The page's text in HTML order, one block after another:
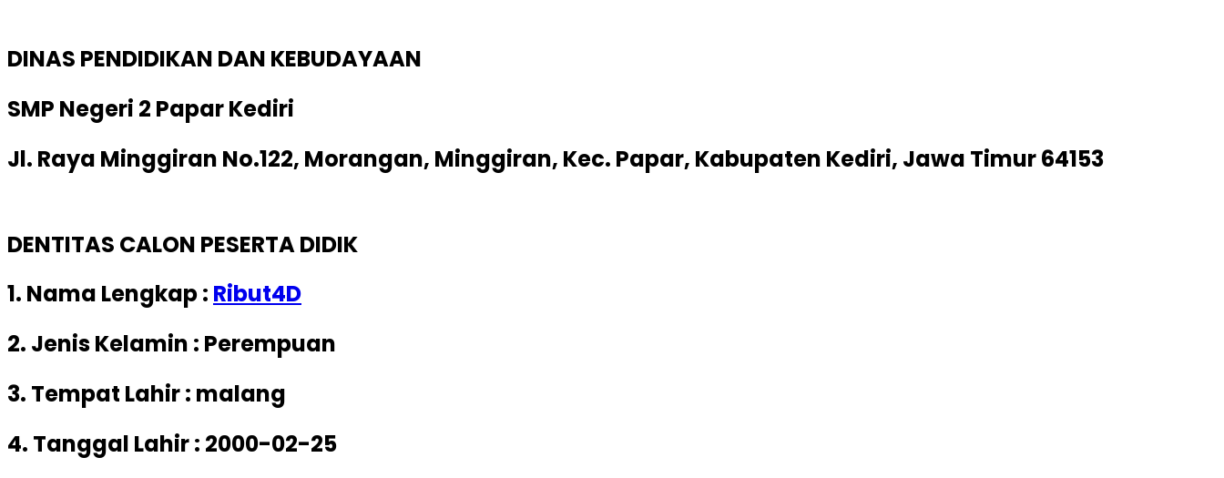
DINAS PENDIDIKAN DAN KEBUDAYAAN
SMP Negeri 2 Papar Kediri
Jl. Raya Minggiran No.122, Morangan, Minggiran, Kec. Papar, Kabupaten Kediri, Jawa Timur 64153
DENTITAS CALON PESERTA DIDIK
1. Nama Lengkap : Ribut4D
2. Jenis Kelamin : Perempuan
3. Tempat Lahir : malang
4. Tanggal Lahir : 2000-02-25